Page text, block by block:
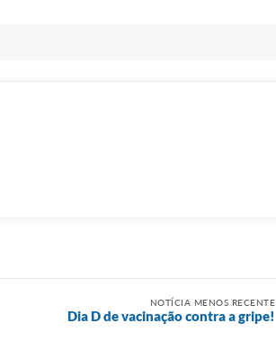
NOTÍCIA MENOS RECENTE
Dia D de vacinação contra a gripe!